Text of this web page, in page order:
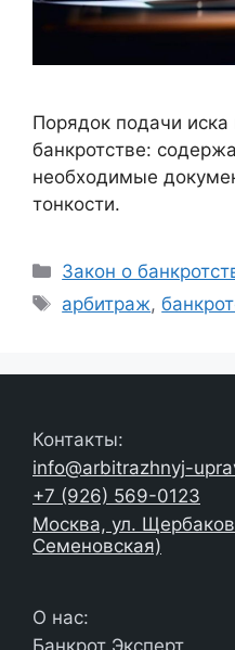
Порядок подачи
банкротстве:
необходимые
тонкости.
Рубрики
Закон о
Метки
арбитраж,
Контакты:
info@arbitrazhnyj-
+7 (926) 569-0123
Москва, ул.
Семеновская)
О нас: